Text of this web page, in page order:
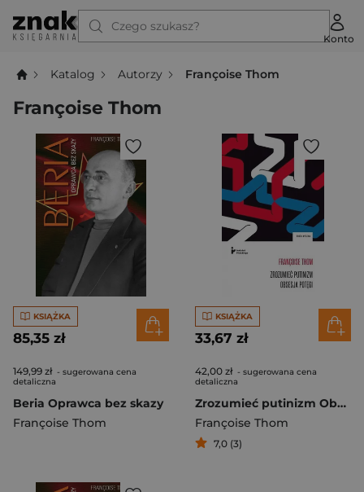
Czego szukasz?
Konto
Katalog Autorzy Françoise Thom
Françoise Thom
KSIĄŻKA
85,35 zł
149,99 zł - sugerowana cena
detaliczna
Beria Oprawca bez skazy
Françoise Thom
KSIĄŻKA
33,67 zł
42,00 zł - sugerowana cena
detaliczna
Zrozumieć putinizm Obsesja potęgi
Françoise Thom
7,0 (3)